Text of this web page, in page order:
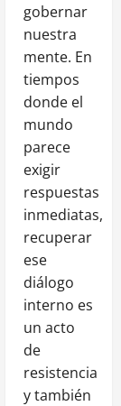
gobernar
nuestra
mente. En
tiempos
donde el
mundo
parece
exigir
respuestas
inmediatas,
recuperar
ese
diálogo
interno es
un acto
de
resistencia
y también